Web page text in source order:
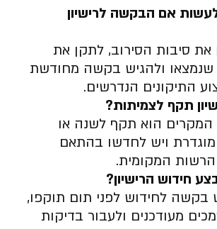
אם הבקשה לרישיון
את סיבות הסירוב, לתקן את
שנמצאו ולהגיש בקשה מחודשת
התיקונים הנדרשים.
תקף לצמיתות?
המקרים הוא תקף לשנה או
ויש לחדשו בהתאם
הרשות המקומית.
חידוש הרישיון?
בקשה לחידוש לפני תום תוקפו,
מעודכנים ולעבור בדיקות